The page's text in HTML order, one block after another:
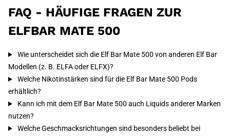
FAQ - HÄUFIGE FRAGEN ZUR
ELFBAR MATE 500
Wie unterscheidet sich die Elf Bar Mate 500 von anderen Elf Bar
Modellen (z. B. ELFA oder ELFX)?
Welche Nikotinstärken sind für die Elf Bar Mate 500 Pods
erhältlich?
Kann ich mit dem Elf Bar Mate 500 auch Liquids anderer Marken
nutzen?
Welche Geschmacksrichtungen sind besonders beliebt bei